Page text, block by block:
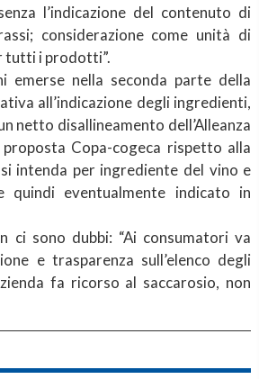
l’indicazione del contenuto di
considerazione come unità di
tutti i prodotti”.
emerse nella seconda parte della
all’indicazione degli ingredienti,
netto disallineamento dell’Alleanza
Copa-cogeca rispetto alla
intenda per ingrediente del vino e
quindi eventualmente indicato in
ci sono dubbi: “Ai consumatori va
e trasparenza sull’elenco degli
fa ricorso al saccarosio, non